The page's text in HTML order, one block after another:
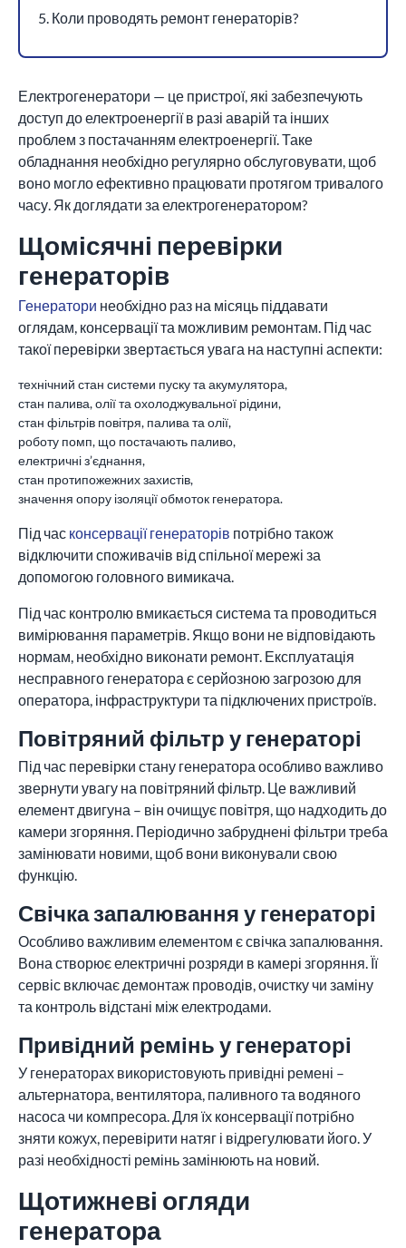
5. Коли проводять ремонт генераторів?
Електрогенератори — це пристрої, які забезпечують
доступ до електроенергії в разі аварій та інших
проблем з постачанням електроенергії. Таке
обладнання необхідно регулярно обслуговувати, щоб
воно могло ефективно працювати протягом тривалого
часу. Як доглядати за електрогенератором?
Щомісячні перевірки
генераторів
Генератори необхідно раз на місяць піддавати
оглядам, консервації та можливим ремонтам. Під час
такої перевірки звертається увага на наступні аспекти:
технічний стан системи пуску та акумулятора,
стан палива, олії та охолоджувальної рідини,
стан фільтрів повітря, палива та олії,
роботу помп, що постачають паливо,
електричні з’єднання,
стан протипожежних захистів,
значення опору ізоляції обмоток генератора.
Під час консервації генераторів потрібно також
відключити споживачів від спільної мережі за
допомогою головного вимикача.
Під час контролю вмикається система та проводиться
вимірювання параметрів. Якщо вони не відповідають
нормам, необхідно виконати ремонт. Експлуатація
несправного генератора є серйозною загрозою для
оператора, інфраструктури та підключених пристроїв.
Повітряний фільтр у генераторі
Під час перевірки стану генератора особливо важливо
звернути увагу на повітряний фільтр. Це важливий
елемент двигуна – він очищує повітря, що надходить до
камери згоряння. Періодично забруднені фільтри треба
замінювати новими, щоб вони виконували свою
функцію.
Свічка запалювання у генераторі
Особливо важливим елементом є свічка запалювання.
Вона створює електричні розряди в камері згоряння. Її
сервіс включає демонтаж проводів, очистку чи заміну
та контроль відстані між електродами.
Привідний ремінь у генераторі
У генераторах використовують привідні ремені –
альтернатора, вентилятора, паливного та водяного
насоса чи компресора. Для їх консервації потрібно
зняти кожух, перевірити натяг і відрегулювати його. У
разі необхідності ремінь замінюють на новий.
Щотижневі огляди
генератора